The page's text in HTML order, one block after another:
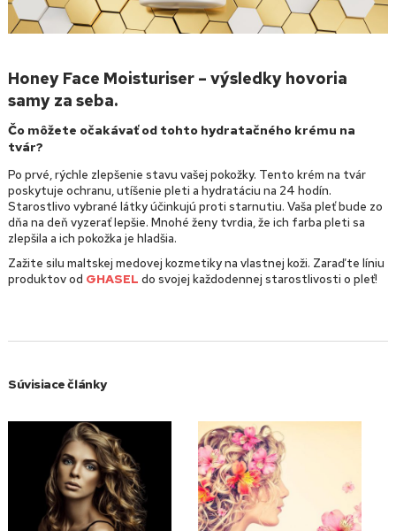
Honey Face Moisturiser – výsledky hovoria
samy za seba.
Čo môžete očakávať od tohto hydratačného krému na
tvár?
Po prvé, rýchle zlepšenie stavu vašej pokožky. Tento krém na tvár
poskytuje ochranu, utíšenie pleti a hydratáciu na 24 hodín.
Starostlivo vybrané látky účinkujú proti starnutiu. Vaša pleť bude zo
dňa na deň vyzerať lepšie. Mnohé ženy tvrdia, že ich farba pleti sa
zlepšila a ich pokožka je hladšia.
Zažite silu maltskej medovej kozmetiky na vlastnej koži. Zaraďte líniu
produktov od GHASEL do svojej každodennej starostlivosti o pleť!
Súvisiace články